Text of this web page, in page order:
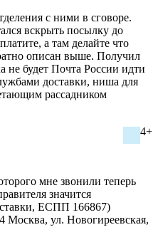
с ними в сговоре.
вскрыть посылку до
а там делайте что
описан выше. Получил
не будет Почта России идти
доставки, ниша для
рассадником
4+
мне звонили теперь
значится
ЕСПП 166867)
Москва, ул. Новогиреевская,